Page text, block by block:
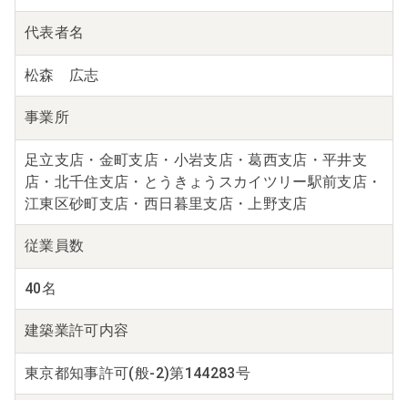
代表者名
松森 広志
事業所
足立支店・金町支店・小岩支店・葛西支店・平井支
店・北千住支店・とうきょうスカイツリー駅前支店・
江東区砂町支店・西日暮里支店・上野支店
従業員数
40名
建築業許可内容
東京都知事許可(般-2)第144283号